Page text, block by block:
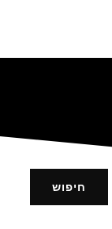
חיפוש